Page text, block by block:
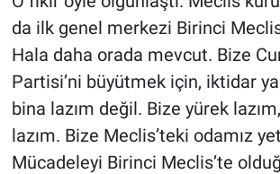
da ilk genel merkezi Birinci
Hala daha orada mevcut. Bize
Partisi’ni büyütmek için, iktidar
bina lazım değil. Bize yürek
lazım. Bize Meclis’teki odamız
Mücadeleyi Birinci Meclis’te